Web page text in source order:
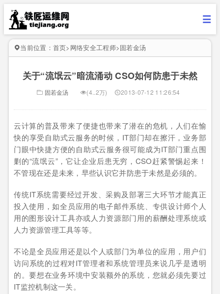
当前位置： 首页> 网络安全工程师>固若金汤
关于“流氓云”暗流涌动 CSO如何防患于未然
固若金汤 (4..2万) 2013-07-12 11:26:54
云计算的普及带来了便捷也带来了潜在的危机，人们在愉
快的享受自助式云服务的时候，IT部门却在擦汗，业务部
门眼中快捷方便的自助式云服务很可能成为IT部门重点围
剿的“流氓云”，它让企业后患无穷，CSO赶紧警惕起来！
不管现在还是未来，早些认识它并防患于未然是必须的。
传统IT系统需要经过开发、采购及部署三大环节才能真正
投入使用，如全员应用的电子邮件系统、专供设计师个人
用的图形设计工具亦或人力资源部门用的薪酬处理系统或
人力资源管理工具等等。
不论是全员应用还是以个人或部门为单位的应用，用户们
访问系统的过程对IT管理者和系统管理员来说几乎是透明
的。要想在业务环境中安装额外的系统，您就必须先要过
IT监控机制这一关。